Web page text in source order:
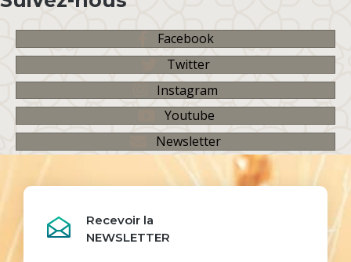
Facebook
Twitter
Instagram
Youtube
Newsletter
Recevoir la
NEWSLETTER